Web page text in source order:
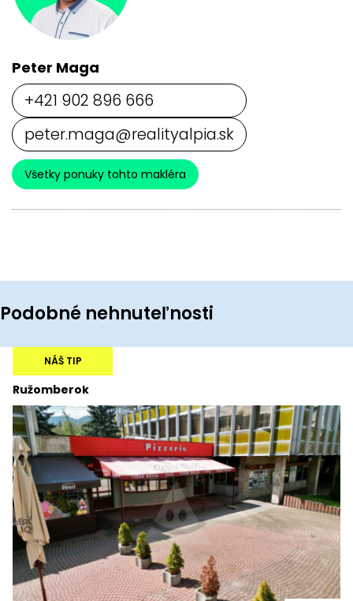
Peter Maga
+421 902 896 666
peter.maga@realityalpia.sk
Všetky ponuky tohto makléra
Podobné nehnuteľnosti
Ružomberok
NÁŠ TIP